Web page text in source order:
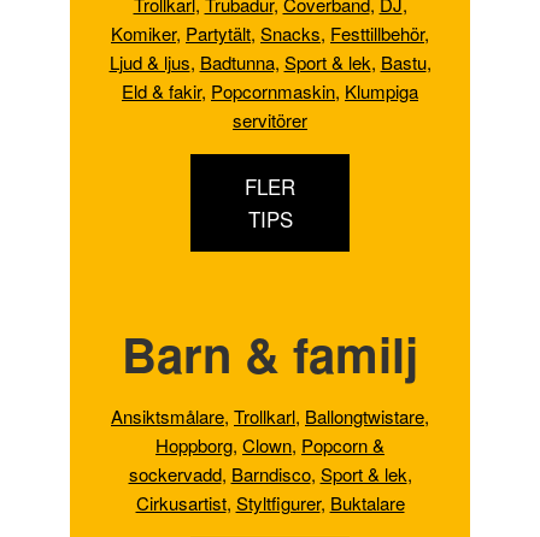
Komiker, Partytält, Snacks, Festtillbehör,
Ljud & ljus, Badtunna, Sport & lek, Bastu,
Eld & fakir, Popcornmaskin, Klumpiga
servitörer
FLER
TIPS
Barn & familj
Ansiktsmålare, Trollkarl, Ballongtwistare,
Hoppborg, Clown, Popcorn &
sockervadd, Barndisco, Sport & lek,
Cirkusartist, Styltfigurer, Buktalare